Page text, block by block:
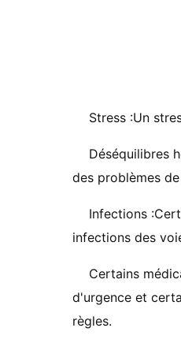
Stress :Un
Déséquilibres
des problèmes
Infections
infections des
Certains
d'urgence et
règles.